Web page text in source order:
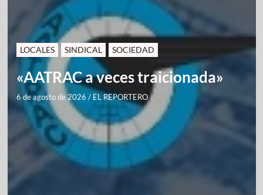
LOCALES SINDICAL SOCIEDAD
«AATRAC a veces traicionada»
6 de agosto de 2026 / EL REPORTERO